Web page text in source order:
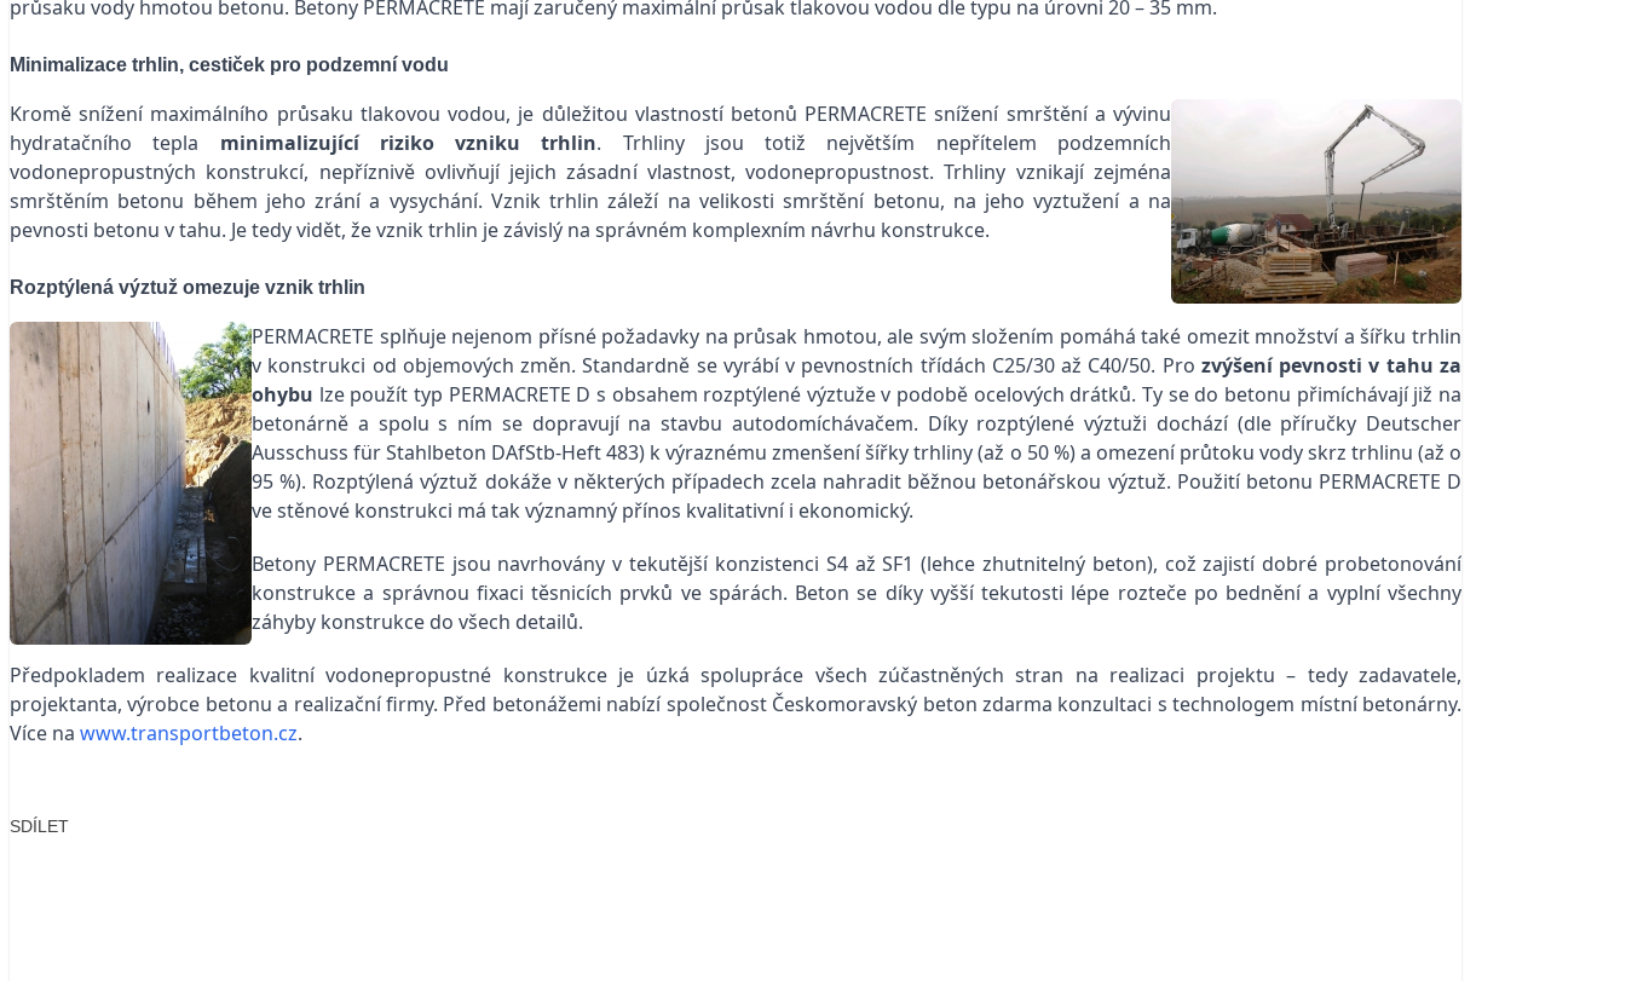
průsaku vody hmotou betonu. Betony PERMACRETE mají zaručený maximální průsak tlakovou vodou dle typu na úrovni 20 – 35 mm.
Minimalizace trhlin, cestiček pro podzemní vodu
Kromě snížení maximálního průsaku tlakovou vodou, je důležitou vlastností betonů PERMACRETE snížení smrštění a vývinu
hydratačního tepla minimalizující riziko vzniku trhlin. Trhliny jsou totiž největším nepřítelem podzemních
vodonepropustných konstrukcí, nepříznivě ovlivňují jejich zásadní vlastnost, vodonepropustnost. Trhliny vznikají zejména
smrštěním betonu během jeho zrání a vysychání. Vznik trhlin záleží na velikosti smrštění betonu, na jeho vyztužení a na
pevnosti betonu v tahu. Je tedy vidět, že vznik trhlin je závislý na správném komplexním návrhu konstrukce.
Rozptýlená výztuž omezuje vznik trhlin
PERMACRETE splňuje nejenom přísné požadavky na průsak hmotou, ale svým složením pomáhá také omezit množství a šířku trhlin
v konstrukci od objemových změn. Standardně se vyrábí v pevnostních třídách C25/30 až C40/50. Pro zvýšení pevnosti v tahu za
ohybu lze použít typ PERMACRETE D s obsahem rozptýlené výztuže v podobě ocelových drátků. Ty se do betonu přimíchávají již na
betonárně a spolu s ním se dopravují na stavbu autodomíchávačem. Díky rozptýlené výztuži dochází (dle příručky Deutscher
Ausschuss für Stahlbeton DAfStb-Heft 483) k výraznému zmenšení šířky trhliny (až o 50 %) a omezení průtoku vody skrz trhlinu (až o
95 %). Rozptýlená výztuž dokáže v některých případech zcela nahradit běžnou betonářskou výztuž. Použití betonu PERMACRETE D
ve stěnové konstrukci má tak významný přínos kvalitativní i ekonomický.
Betony PERMACRETE jsou navrhovány v tekutější konzistenci S4 až SF1 (lehce zhutnitelný beton), což zajistí dobré probetonování
konstrukce a správnou fixaci těsnicích prvků ve spárách. Beton se díky vyšší tekutosti lépe rozteče po bednění a vyplní všechny
záhyby konstrukce do všech detailů.
Předpokladem realizace kvalitní vodonepropustné konstrukce je úzká spolupráce všech zúčastněných stran na realizaci projektu – tedy zadavatele,
projektanta, výrobce betonu a realizační firmy. Před betonážemi nabízí společnost Českomoravský beton zdarma konzultaci s technologem místní betonárny.
Více na www.transportbeton.cz.
SDÍLET